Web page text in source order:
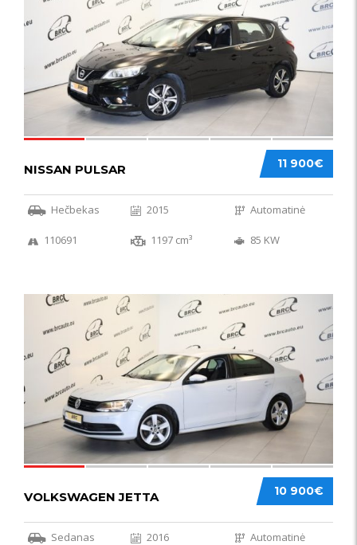
11 900€
NISSAN PULSAR
Hečbekas 2015 Automatinė
110691 1197 cm³ 85 KW
49
10 900€
VOLKSWAGEN JETTA
Sedanas 2016 Automatinė